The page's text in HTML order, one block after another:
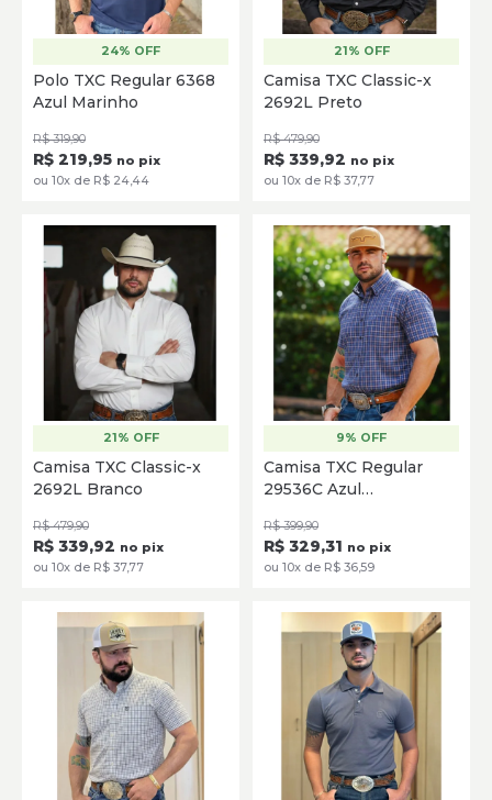
M G
SELECIONE
24% OFF
Polo TXC Regular 6368
Azul Marinho
R$ 319,90
R$ 219,95 no pix
ou 10x de R$ 24,44
M G GG
SELECIONE
21% OFF
Camisa TXC Classic-x
2692L Preto
R$ 479,90
R$ 339,92 no pix
ou 10x de R$ 37,77
M G GG
SELECIONE
21% OFF
Camisa TXC Classic-x
2692L Branco
R$ 479,90
R$ 339,92 no pix
ou 10x de R$ 37,77
G GG
SELECIONE
9% OFF
Camisa TXC Regular
29536C Azul
R$ 399,90
R$ 329,31 no pix
ou 10x de R$ 36,59